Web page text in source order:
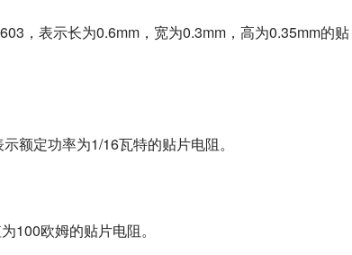
，表示长为0.6mm，宽为0.3mm，高为0.35mm的贴
额定功率为1/16瓦特的贴片电阻。
100欧姆的贴片电阻。